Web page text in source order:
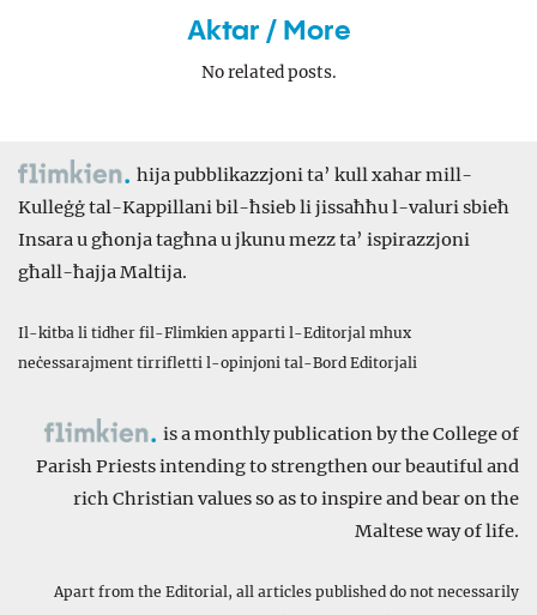
Aktar / More
No related posts.
hija pubblikazzjoni ta’ kull xahar mill-
Kulleġġ tal-Kappillani bil-ħsieb li jissaħħu l-valuri sbieħ
Insara u għonja tagħna u jkunu mezz ta’ ispirazzjoni
għall-ħajja Maltija.
Il-kitba li tidher fil-Flimkien apparti l-Editorjal mhux
neċessarajment tirrifletti l-opinjoni tal-Bord Editorjali
is a monthly publication by the College of
Parish Priests intending to strengthen our beautiful and
rich Christian values so as to inspire and bear on the
Maltese way of life.
Apart from the Editorial, all articles published do not necessarily